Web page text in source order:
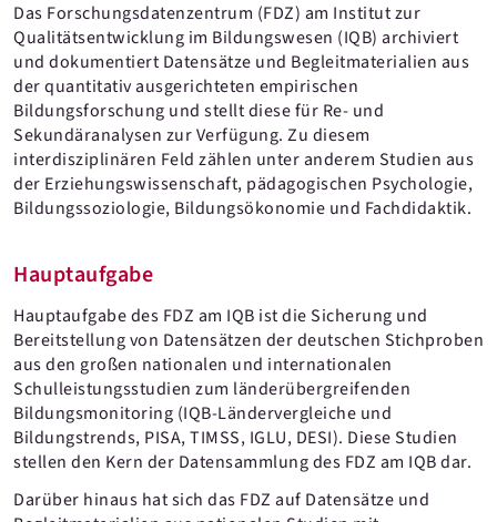
Das Forschungsdatenzentrum (FDZ) am Institut zur
Qualitätsentwicklung im Bildungswesen (IQB) archiviert
und dokumentiert Datensätze und Begleitmaterialien aus
der quantitativ ausgerichteten empirischen
Bildungsforschung und stellt diese für Re- und
Sekundäranalysen zur Verfügung. Zu diesem
interdisziplinären Feld zählen unter anderem Studien aus
der Erziehungswissenschaft, pädagogischen Psychologie,
Bildungssoziologie, Bildungsökonomie und Fachdidaktik.
Hauptaufgabe
Hauptaufgabe des FDZ am IQB ist die Sicherung und
Bereitstellung von Datensätzen der deutschen Stichproben
aus den großen nationalen und internationalen
Schulleistungsstudien zum länderübergreifenden
Bildungsmonitoring (IQB-Ländervergleiche und
Bildungstrends, PISA, TIMSS, IGLU, DESI). Diese Studien
stellen den Kern der Datensammlung des FDZ am IQB dar.
Darüber hinaus hat sich das FDZ auf Datensätze und